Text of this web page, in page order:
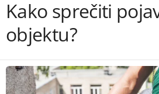
Kako sprečiti
objektu?